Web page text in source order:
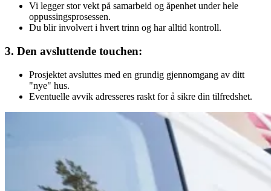
Vi legger stor vekt på samarbeid og åpenhet under hele
oppussingsprosessen.
Du blir involvert i hvert trinn og har alltid kontroll.
3. Den avsluttende touchen:
Prosjektet avsluttes med en grundig gjennomgang av ditt
"nye" hus.
Eventuelle avvik adresseres raskt for å sikre din tilfredshet.